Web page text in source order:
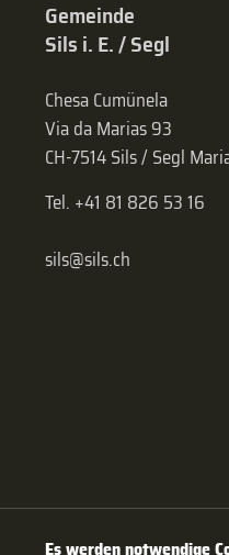
Gemeinde
Sils i. E. / Segl
Chesa Cumünela
Via da Marias 93
CH-7514 Sils / Segl
Tel. +41 81 826 53 16
sils@sils.ch
Es werden notwendige